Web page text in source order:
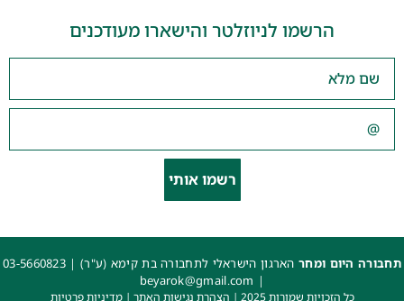
הרשמו לניוזלטר והישארו מעודכנים
רשמו אותי
תחבורה היום ומחרהארגון הישראלי לתחבורה בת קימא (ע"ר) | 03-5660823
|
beyarok@gmail.com
כל הזכויות שמורות 2025 | הצהרת נגישות האתר |מדיניות פרטיות